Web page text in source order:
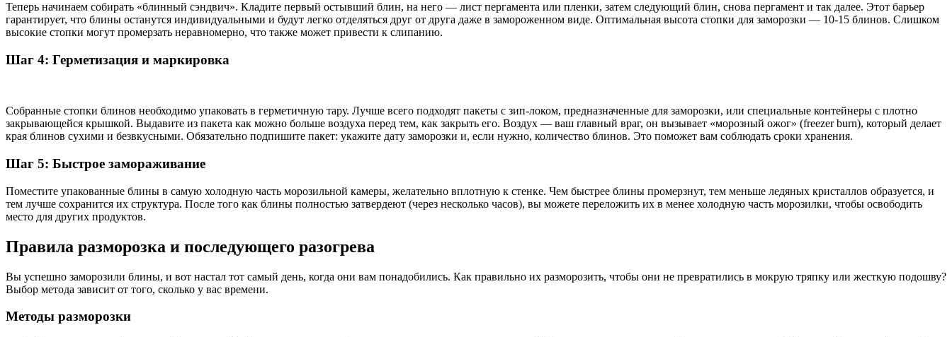
Теперь начинаем собирать «блинный сэндвич». Кладите первый остывший блин, на него — лист пергамента или пленки, затем следующий блин, снова пергамент и так далее. Этот барьер
гарантирует, что блины останутся индивидуальными и будут легко отделяться друг от друга даже в замороженном виде. Оптимальная высота стопки для заморозки — 10-15 блинов. Слишком
высокие стопки могут промерзать неравномерно, что также может привести к слипанию.
Шаг 4: Герметизация и маркировка
Собранные стопки блинов необходимо упаковать в герметичную тару. Лучше всего подходят пакеты с зип-локом, предназначенные для заморозки, или специальные контейнеры с плотно
закрывающейся крышкой. Выдавите из пакета как можно больше воздуха перед тем, как закрыть его. Воздух — ваш главный враг, он вызывает «морозный ожог» (freezer burn), который делает
края блинов сухими и безвкусными. Обязательно подпишите пакет: укажите дату заморозки и, если нужно, количество блинов. Это поможет вам соблюдать сроки хранения.
Шаг 5: Быстрое замораживание
Поместите упакованные блины в самую холодную часть морозильной камеры, желательно вплотную к стенке. Чем быстрее блины промерзнут, тем меньше ледяных кристаллов образуется, и
тем лучше сохранится их структура. После того как блины полностью затвердеют (через несколько часов), вы можете переложить их в менее холодную часть морозилки, чтобы освободить
место для других продуктов.
Правила разморозка и последующего разогрева
Вы успешно заморозили блины, и вот настал тот самый день, когда они вам понадобились. Как правильно их разморозить, чтобы они не превратились в мокрую тряпку или жесткую подошву?
Выбор метода зависит от того, сколько у вас времени.
Методы разморозки